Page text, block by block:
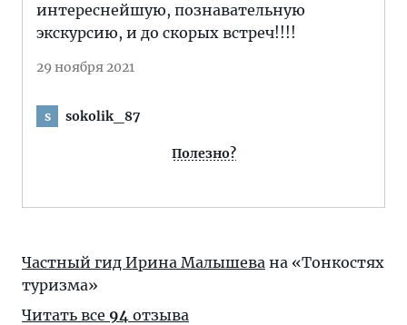
интереснейшую, познавательную
экскурсию, и до скорых встреч!!!!
29 ноября 2021
s sokolik_87
Полезно?
Частный гид Ирина Малышева на «Тонкостях
туризма»
Читать все 94 отзыва